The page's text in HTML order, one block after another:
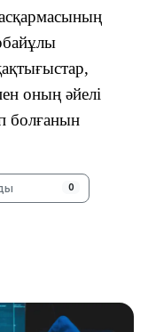
оның әйелі
болғанын
0